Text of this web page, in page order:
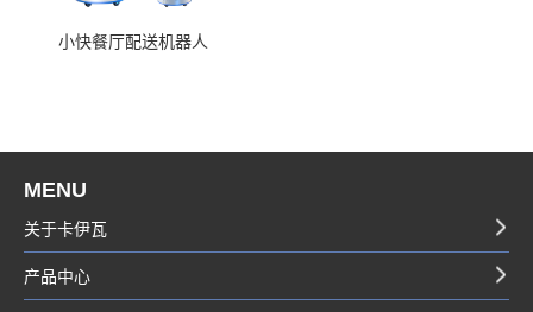
小快餐厅配送机器人
MENU
关于卡伊瓦
产品中心